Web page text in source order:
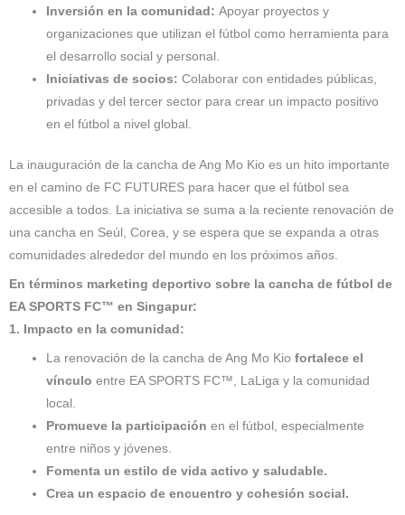
Inversión en la comunidad: Apoyar proyectos y
organizaciones que utilizan el fútbol como herramienta para
el desarrollo social y personal.
Iniciativas de socios: Colaborar con entidades públicas,
privadas y del tercer sector para crear un impacto positivo
en el fútbol a nivel global.
La inauguración de la cancha de Ang Mo Kio es un hito importante
en el camino de FC FUTURES para hacer que el fútbol sea
accesible a todos. La iniciativa se suma a la reciente renovación de
una cancha en Seúl, Corea, y se espera que se expanda a otras
comunidades alrededor del mundo en los próximos años.
En términos marketing deportivo sobre la cancha de fútbol de
EA SPORTS FC™ en Singapur:
1. Impacto en la comunidad:
La renovación de la cancha de Ang Mo Kiofortalece el
vínculo entre EA SPORTS FC™, LaLiga y la comunidad
local.
Promueve la participación en el fútbol, especialmente
entre niños y jóvenes.
Fomenta un estilo de vida activo y saludable.
Crea un espacio de encuentro y cohesión social.